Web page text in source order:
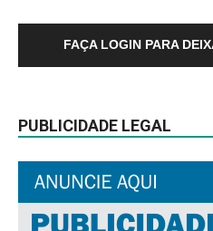
FAÇA LOGIN PARA
PUBLICIDADE LEGAL